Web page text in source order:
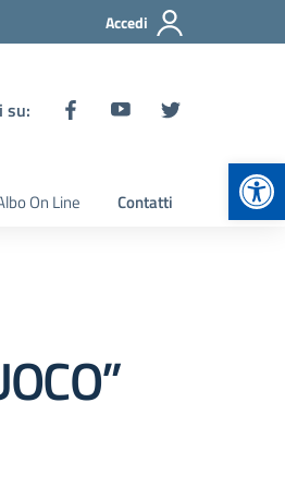
Accedi
su:
On Line Contatti